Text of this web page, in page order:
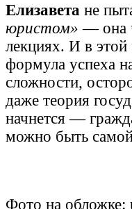
Елизавета не
юристом» — она
лекциях. И в этой
формула успеха
сложности,
даже теория
начнется —
можно быть
Фото на обложке: